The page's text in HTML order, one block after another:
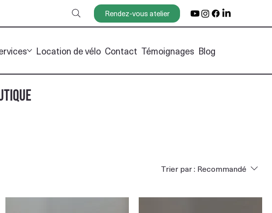
Rendez-vous atelier
Location de vélo Contact Témoignages Blog
Trier par : Recommandé